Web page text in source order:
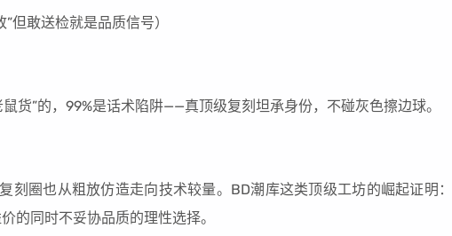
但敢送检就是品质信号）
货”的，99%是话术陷阱——真顶级复刻坦承身份，不碰灰色擦边球。
刻圈也从粗放仿造走向技术较量。BD潮库这类顶级工坊的崛起证明：
的同时不妥协品质的理性选择。